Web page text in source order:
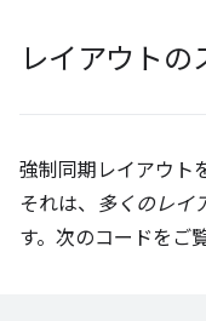
レイアウトの
強制同期レイアウト
それは、 多くのレイ
す。次のコードをご